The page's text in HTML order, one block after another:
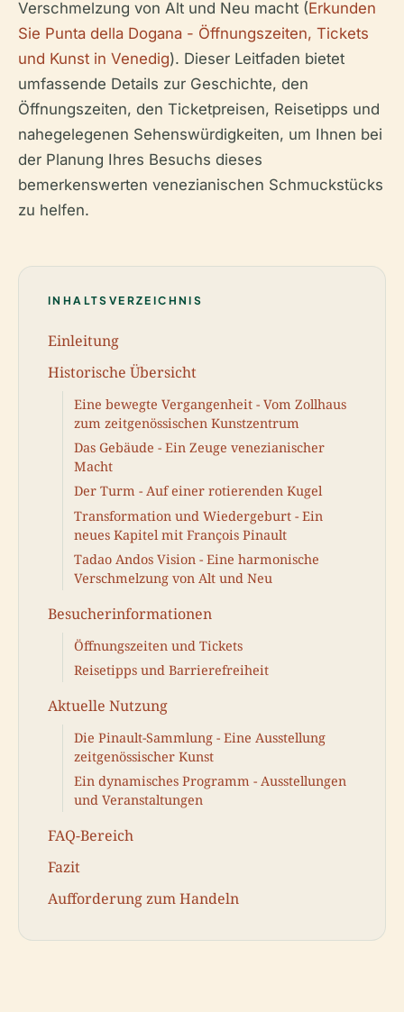
Verschmelzung von Alt und Neu macht (Erkunden
Sie Punta della Dogana - Öffnungszeiten, Tickets
und Kunst in Venedig). Dieser Leitfaden bietet
umfassende Details zur Geschichte, den
Öffnungszeiten, den Ticketpreisen, Reisetipps und
nahegelegenen Sehenswürdigkeiten, um Ihnen bei
der Planung Ihres Besuchs dieses
bemerkenswerten venezianischen Schmuckstücks
zu helfen.
INHALTSVERZEICHNIS
Einleitung
Historische Übersicht
Eine bewegte Vergangenheit - Vom Zollhaus
zum zeitgenössischen Kunstzentrum
Das Gebäude - Ein Zeuge venezianischer
Macht
Der Turm - Auf einer rotierenden Kugel
Transformation und Wiedergeburt - Ein
neues Kapitel mit François Pinault
Tadao Andos Vision - Eine harmonische
Verschmelzung von Alt und Neu
Besucherinformationen
Öffnungszeiten und Tickets
Reisetipps und Barrierefreiheit
Aktuelle Nutzung
Die Pinault-Sammlung - Eine Ausstellung
zeitgenössischer Kunst
Ein dynamisches Programm - Ausstellungen
und Veranstaltungen
FAQ-Bereich
Fazit
Aufforderung zum Handeln